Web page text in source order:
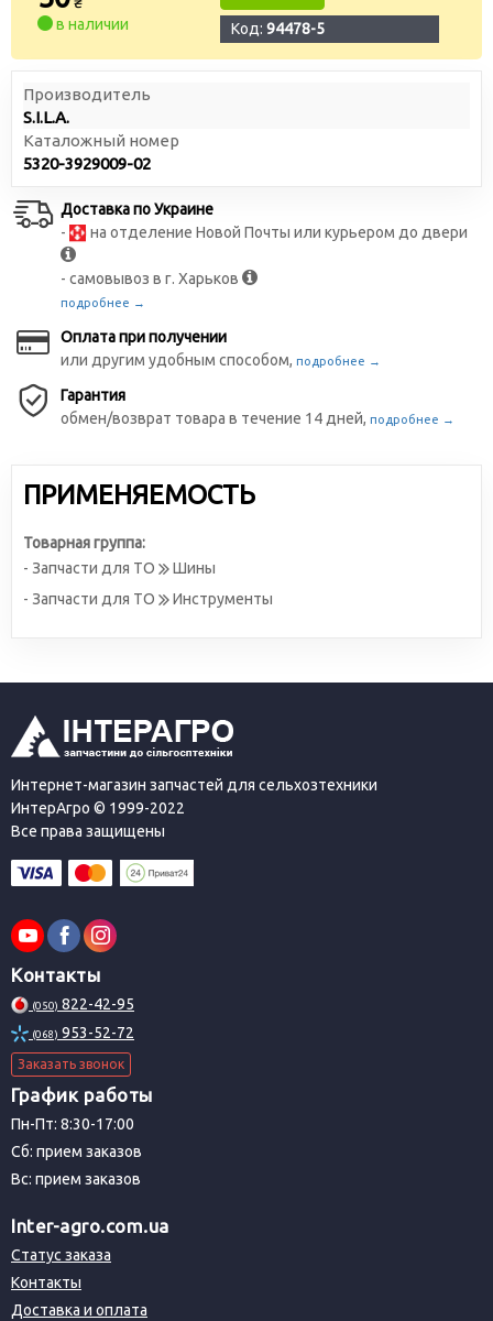
в наличии
Код: 94478-5
Производитель
S.I.L.A.
Каталожный номер
5320-3929009-02
Доставка по Украине
-
на отделение Новой Почты или курьером до двери
- самовывоз в г. Харьков
подробнее →
Оплата при получении
или другим удобным способом, подробнее →
Гарантия
обмен/возврат товара в течение 14 дней, подробнее →
ПРИМЕНЯЕМОСТЬ
Товарная группа:
- Запчасти для ТО
Шины
- Запчасти для ТО
Инструменты
Интернет-магазин запчастей для сельхозтехники
ИнтерАгро © 1999-2022
Все права защищены
Контакты
(050) 822-42-95
(068) 953-52-72
Заказать звонок
График работы
Пн-Пт: 8:30-17:00
Сб: прием заказов
Вс: прием заказов
Inter-agro.com.ua
Статус заказа
Контакты
Доставка и оплата